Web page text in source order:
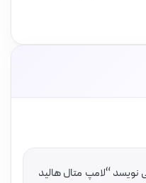
“لامپ متال هالید